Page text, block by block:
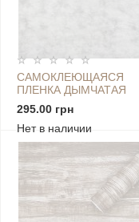
САМОКЛЕЮЩАЯСЯ
ПЛЕНКА ДЫМЧАТАЯ
0,45Х10М SW-00001244
295.00 грн
Нет в наличии